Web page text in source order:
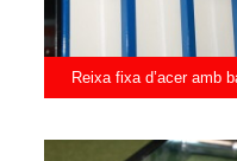
Reixa fixa d’acer amb